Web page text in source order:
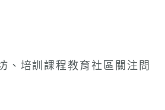
、培訓課程教育社區關注問